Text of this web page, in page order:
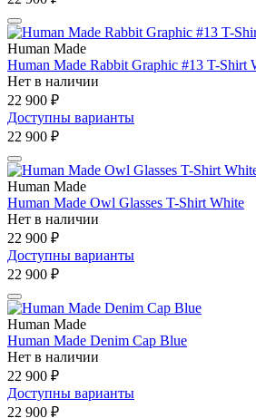
Human Made
Human Made Rabbit Graphic #13 T-Shirt
Нет в наличии
22 900 ₽
Доступны варианты
22 900 ₽
Human Made
Human Made Owl Glasses T-Shirt White
Нет в наличии
22 900 ₽
Доступны варианты
22 900 ₽
Human Made
Human Made Denim Cap Blue
Нет в наличии
22 900 ₽
Доступны варианты
22 900 ₽